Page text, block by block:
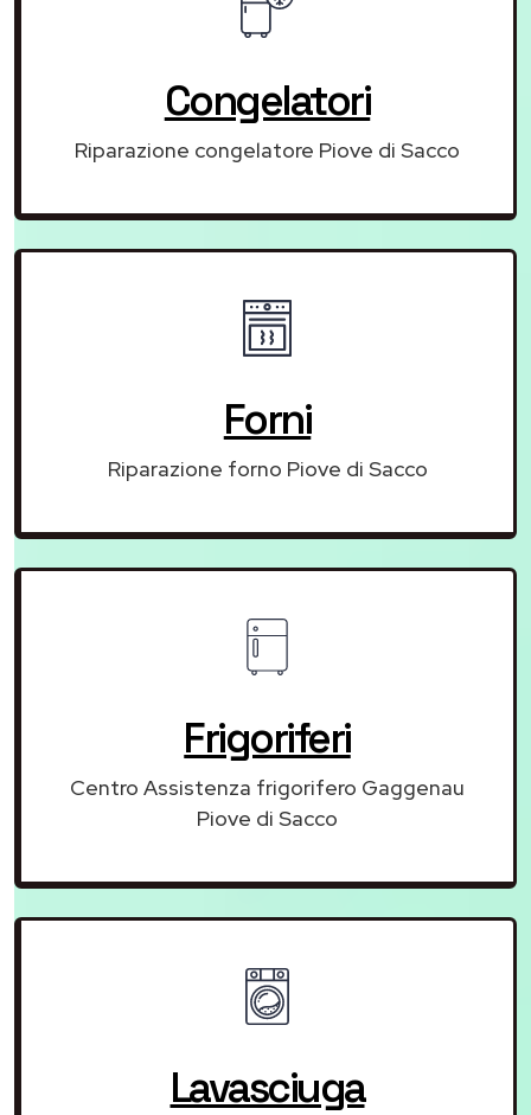
Congelatori
Riparazione congelatore Piove di Sacco
Forni
Riparazione forno Piove di Sacco
Frigoriferi
Centro Assistenza frigorifero Gaggenau
Piove di Sacco
Lavasciuga